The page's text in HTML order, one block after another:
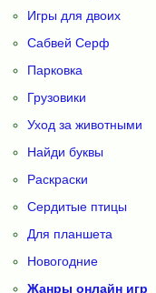
Игры для двоих
Сабвей Серф
Парковка
Грузовики
Уход за животными
Найди буквы
Раскраски
Сердитые птицы
Для планшета
Новогодние
Жанры онлайн игр